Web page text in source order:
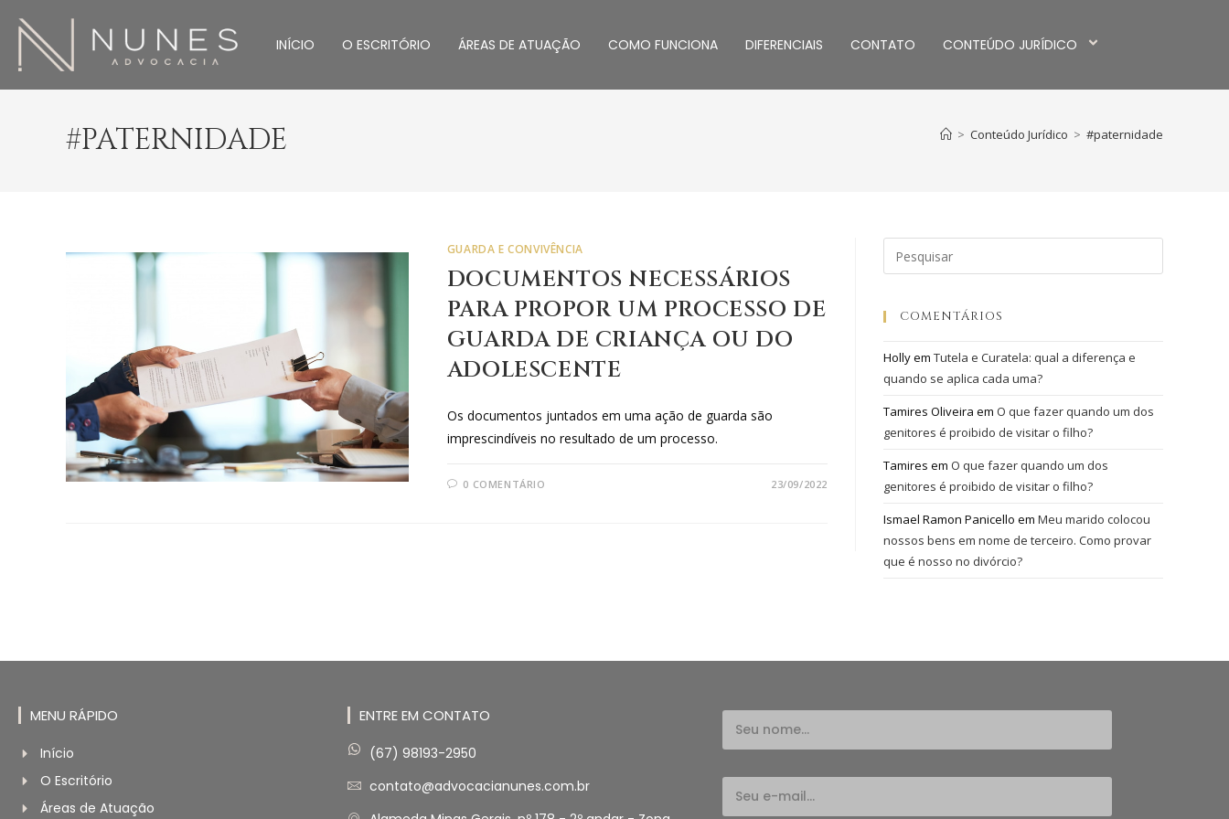
INÍCIO O ESCRITÓRIO ÁREAS DE ATUAÇÃO COMO FUNCIONA DIFERENCIAIS CONTATO CONTEÚDO JURÍDICO
#PATERNIDADE > Conteúdo Jurídico > #paternidade
GUARDA E CONVIVÊNCIA
DOCUMENTOS NECESSÁRIOS
PARA PROPOR UM PROCESSO DE
GUARDA DE CRIANÇA OU DO
ADOLESCENTE
Os documentos juntados em uma ação de guarda são
imprescindíveis no resultado de um processo.
0 COMENTÁRIO 23/09/2022
COMENTÁRIOS
Hollyem Tutela e Curatela: qual a diferença e
quando se aplica cada uma?
Tamires Oliveira em O que fazer quando um dos
genitores é proibido de visitar o filho?
Tamires em O que fazer quando um dos
genitores é proibido de visitar o filho?
Ismael Ramon Panicello em Meu marido colocou
nossos bens em nome de terceiro. Como provar
que é nosso no divórcio?
MENU RÁPIDO
Início
O Escritório
Áreas de Atuação
ENTRE EM CONTATO
(67) 98193-2950
contato@advocacianunes.com.br